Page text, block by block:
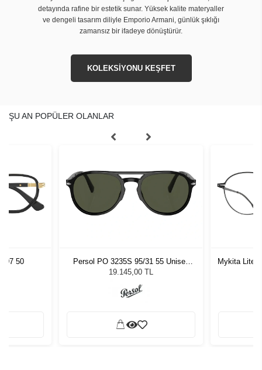
detayında rafine bir estetik sunar. Yüksek kalite materyaller
ve dengeli tasarım diliyle Emporio Armani, günlük şıklığı
zamansız bir ifadeye dönüştürür.
KOLEKSİYONU KEŞFET
ŞU AN POPÜLER OLANLAR
50
Persol PO 3235S 95/31 55 Unisex
Güneş Gözlüğü
19.145,00 TL
Mykita Lite